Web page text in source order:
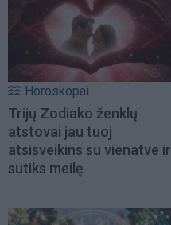
Horoskopai
Trijų Zodiako ženklų
atstovai jau tuoj
atsisveikins su vienatve ir
sutiks meilę